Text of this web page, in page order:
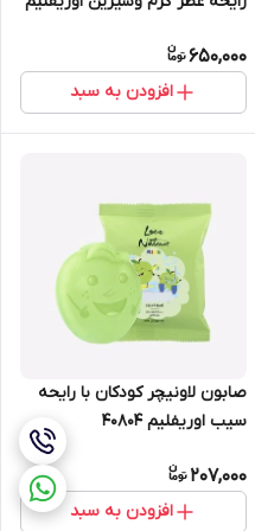
650,000
افزودن به سبد
صابون لاونیچر کودکان با رایحه
سیب اوریفلیم 40804
207,000
افزودن به سبد